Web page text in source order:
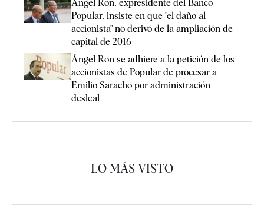
Ángel Ron, expresidente del Banco
Popular, insiste en que "el daño al
accionista" no derivó de la ampliación de
capital de 2016
Ángel Ron se adhiere a la petición de los
accionistas de Popular de procesar a
Emilio Saracho por administración
desleal
LO MÁS VISTO